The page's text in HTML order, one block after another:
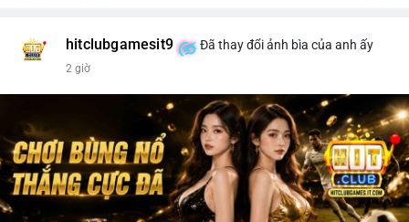
hitclubgamesit9 Đã thay đổi ảnh bìa của anh ấy
2 giờ